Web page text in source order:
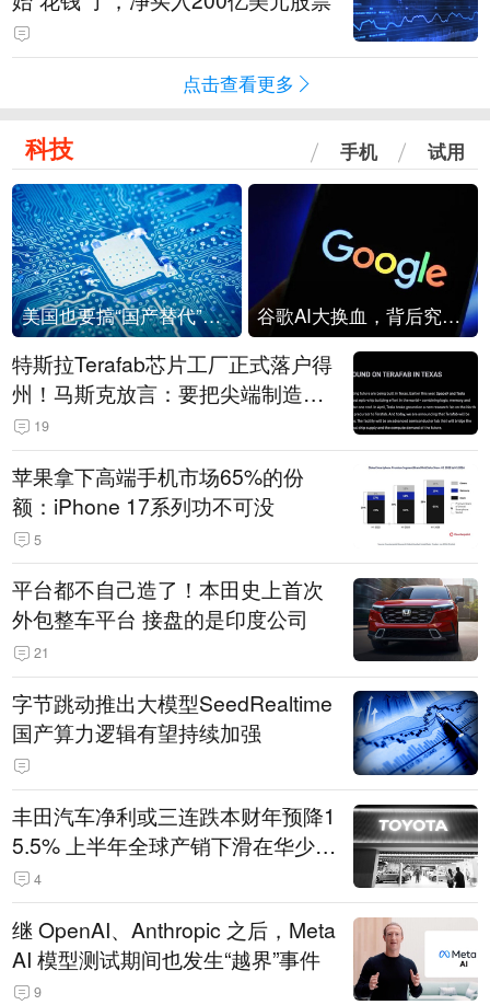
点击查看更多
科技 手机 试用
美国也要搞“国产替代”？先算清三笔账 谷歌AI大换血，背后究竟发生了什么？
特斯拉Terafab芯片工厂正式落户得
州！马斯克放言：要把尖端制造带
回美国
19
苹果拿下高端手机市场65%的份
额：iPhone 17系列功不可没
5
平台都不自己造了！本田史上首次
外包整车平台 接盘的是印度公司
21
字节跳动推出大模型SeedRealtime
国产算力逻辑有望持续加强
丰田汽车净利或三连跌本财年预降1
5.5% 上半年全球产销下滑在华少卖
14.3万辆
4
继 OpenAI、Anthropic 之后，Meta
AI 模型测试期间也发生“越界”事件
9